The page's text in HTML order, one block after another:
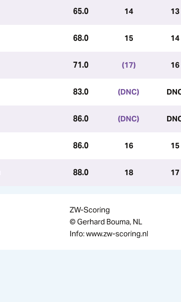
65.0 14 13
68.0 15 14
71.0 (17) 16
83.0 (DNC)
86.0 (DNC)
86.0 16 15
88.0 18 17
ZW-Scoring
© Gerhard Bouma, NL
Info: www.zw-scoring.nl